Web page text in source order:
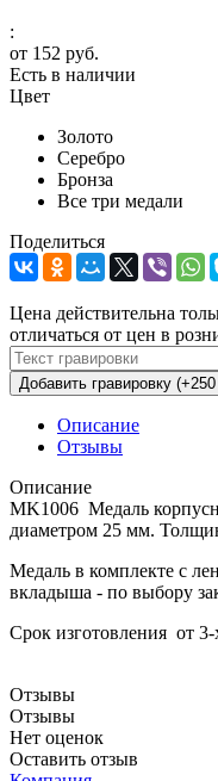
:
от 152 руб.
Есть в наличии
Цвет
Золото
Серебро
Бронза
Все три медали
Поделиться
Цена действительна
отличаться от цен в
Добавить гравировку
Описание
Отзывы
Описание
MK1006 Медаль
диаметром 25 мм.
Медаль в комплекте с
вкладыша - по выбору
Срок изготовления от 3-
Отзывы
Отзывы
Нет оценок
Оставить отзыв